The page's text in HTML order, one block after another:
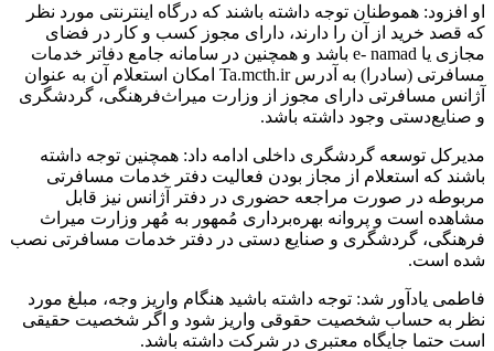
او افزود: هموطنان توجه داشته باشند که درگاه اینترنتی مورد نظر
که قصد خرید از آن را دارند، دارای مجوز کسب و کار در فضای
مجازی یا e- namad باشد و همچنین در سامانه جامع دفاتر خدمات
مسافرتی (سادرا) به آدرس Ta.mcth.ir امکان استعلام آن به عنوان
آژانس مسافرتی دارای مجوز از وزارت میراث‌فرهنگی، گردشگری
و صنایع‌دستی وجود داشته باشد.
مدیرکل توسعه گردشگری داخلی ادامه داد: همچنین توجه داشته
باشند که استعلام از مجاز بودن فعالیت دفتر خدمات مسافرتی
مربوطه در صورت مراجعه حضوری در دفتر آژانس نیز قابل
مشاهده است و پروانه بهره‌برداری مُمهور به مُهر وزارت میراث‌
فرهنگی، گردشگری و صنایع‌ دستی در دفتر خدمات مسافرتی نصب
شده است.
فاطمی یادآور شد: توجه داشته باشید هنگام واریز وجه، مبلغ مورد
نظر به حساب شخصیت حقوقی واریز شود و اگر شخصیت حقیقی
است حتما جایگاه معتبری در شرکت داشته باشد.